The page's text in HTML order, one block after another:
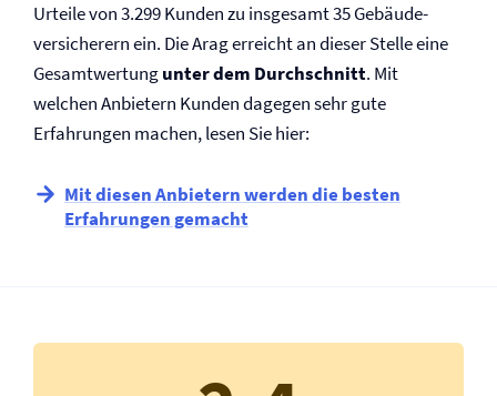
Urteile von 3.299 Kunden zu insgesamt 35 Gebäude­
versicherern ein. Die Arag erreicht an dieser Stelle eine
Gesamtwertungunter dem Durchschnitt. Mit
welchen Anbietern Kunden dagegen sehr gute
Erfahrungen machen, lesen Sie hier:
Mit diesen Anbietern werden die besten
Erfahrungen gemacht